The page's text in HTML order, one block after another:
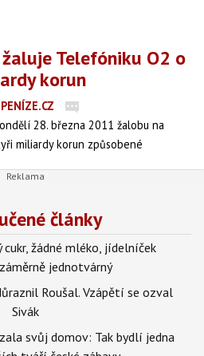
Telefóniku O2 o
korun
28. března 2011 žalobu na
miliardy korun způsobené
články
cukr, žádné mléko, jídelníček
jednotvárný
Roušal. Vzápětí se ozval
Sivák
svůj domov: Tak bydlí jedna